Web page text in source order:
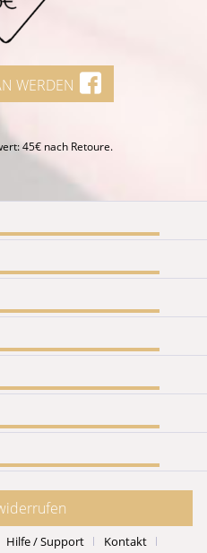
WERDEN
45€ nach Retoure.
Hilfe / Support Kontakt